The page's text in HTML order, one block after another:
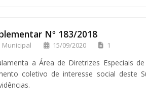
Nº 183/2018
15/09/2020 1
a Área de Diretrizes Especiais
coletivo de interesse social deste